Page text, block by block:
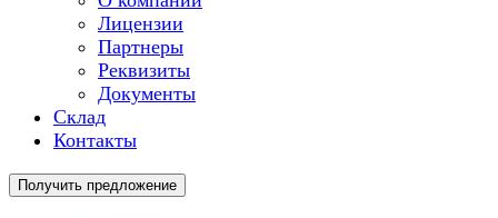
Лицензии
Партнеры
Реквизиты
Документы
Склад
Контакты
Получить предложение